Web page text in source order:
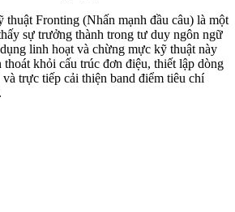
Fronting (Nhấn mạnh đầu câu) là một
sự trưởng thành trong tư duy ngôn ngữ
linh hoạt và chừng mực kỹ thuật này
thoát khỏi cấu trúc đơn điệu, thiết lập dòng
trực tiếp cải thiện band điểm tiêu chí